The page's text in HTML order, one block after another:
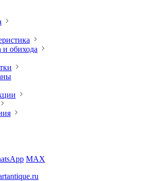
и обихода
MAX